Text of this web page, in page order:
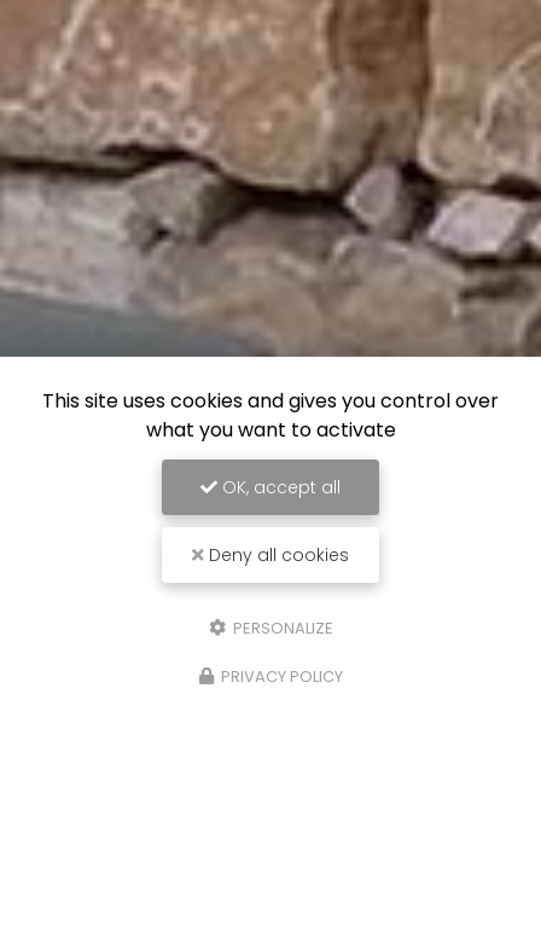
This site uses cookies and gives you control over
what you want to activate
OK, accept all
Deny all cookies
PERSONALIZE
PRIVACY POLICY